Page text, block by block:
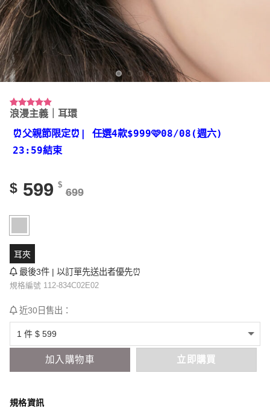
評分4.87
23
位顧客進
行評分
浪漫主義｜耳環
⏰父親節限定⏰ | 任選4款$999🩷08/08(週六)
23:59結束
$ 599 $
699
耳夾
最後3件 | 以訂單先送出者優先⏰
規格編號 112-834C02E02
近30日售出：
加入購物車 立即購買
規格資訊